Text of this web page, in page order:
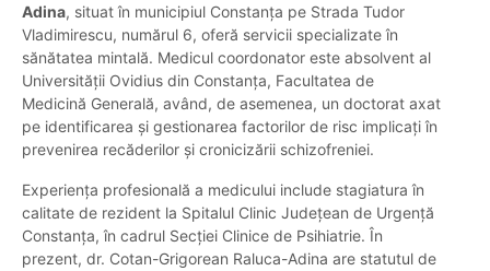
Adina, situat în municipiul Constanța pe Strada Tudor
Vladimirescu, numărul 6, oferă servicii specializate în
sănătatea mintală. Medicul coordonator este absolvent al
Universității Ovidius din Constanța, Facultatea de
Medicină Generală, având, de asemenea, un doctorat axat
pe identificarea și gestionarea factorilor de risc implicați în
prevenirea recăderilor și cronicizării schizofreniei.
Experiența profesională a medicului include stagiatura în
calitate de rezident la Spitalul Clinic Județean de Urgență
Constanța, în cadrul Secției Clinice de Psihiatrie. În
prezent, dr. Cotan-Grigorean Raluca-Adina are statutul de